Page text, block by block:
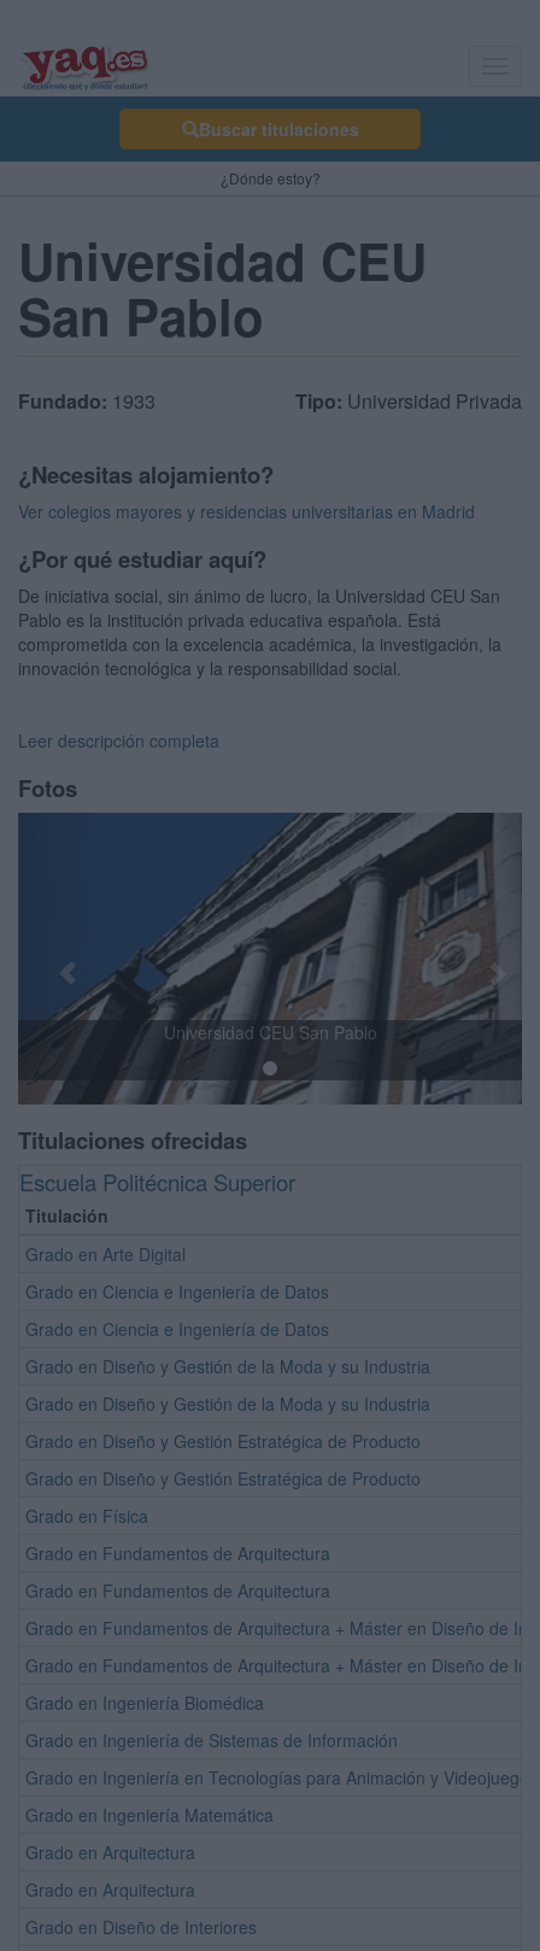
Buscar titulaciones
¿Dónde estoy?
Universidad CEU
San Pablo
Fundado: 1933 Tipo: Universidad Privada
¿Necesitas alojamiento?
Ver colegios mayores y residencias universitarias en Madrid
¿Por qué estudiar aquí?
De iniciativa social, sin ánimo de lucro, la Universidad CEU San
Pablo es la institución privada educativa española. Está
comprometida con la excelencia académica, la investigación, la
innovación tecnológica y la responsabilidad social.
Leer descripción completa
Fotos
Universidad CEU San Pablo
Titulaciones ofrecidas
Escuela Politécnica Superior
Titulación
Grado en Arte Digital
Grado en Ciencia e Ingeniería de Datos
Grado en Ciencia e Ingeniería de Datos
Grado en Diseño y Gestión de la Moda y su Industria
Grado en Diseño y Gestión de la Moda y su Industria
Grado en Diseño y Gestión Estratégica de Producto
Grado en Diseño y Gestión Estratégica de Producto
Grado en Física
Grado en Fundamentos de Arquitectura
Grado en Fundamentos de Arquitectura
Grado en Fundamentos de Arquitectura + Máster en Diseño de
Grado en Fundamentos de Arquitectura + Máster en Diseño de
Grado en Ingeniería Biomédica
Grado en Ingeniería de Sistemas de Información
Grado en Ingeniería en Tecnologías para Animación y Videojuegos
Grado en Ingeniería Matemática
Grado en Arquitectura
Grado en Arquitectura
Grado en Diseño de Interiores